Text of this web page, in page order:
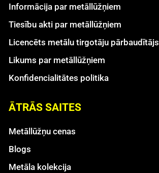
Informācija par metāllūžņiem
Tiesību akti par metāllūžņiem
Licencēts metālu tirgotāju pārbaudītājs
Likums par metāllūžņiem
Konfidencialitātes politika
ĀTRĀS SAITES
Metāllūžņu cenas
Blogs
Metāla kolekcija